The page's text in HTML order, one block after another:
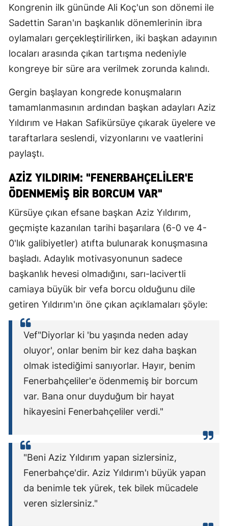
Kongrenin ilk gününde Ali Koç'un son dönemi ile
Sadettin Saran'ın başkanlık dönemlerinin ibra
oylamaları gerçekleştirilirken, iki başkan adayının
locaları arasında çıkan tartışma nedeniyle
kongreye bir süre ara verilmek zorunda kalındı.
Gergin başlayan kongrede konuşmaların
tamamlanmasının ardından başkan adayları Aziz
Yıldırım ve Hakan Safikürsüye çıkarak üyelere ve
taraftarlara seslendi, vizyonlarını ve vaatlerini
paylaştı.
AZİZ YILDIRIM: "FENERBAHÇELİLER'E
ÖDENMEMİŞ BİR BORCUM VAR"
Kürsüye çıkan efsane başkan Aziz Yıldırım,
geçmişte kazanılan tarihi başarılara (6-0 ve 4-
0'lık galibiyetler) atıfta bulunarak konuşmasına
başladı. Adaylık motivasyonunun sadece
başkanlık hevesi olmadığını, sarı-lacivertli
camiaya büyük bir vefa borcu olduğunu dile
getiren Yıldırım'ın öne çıkan açıklamaları şöyle:
Vef"Diyorlar ki 'bu yaşında neden aday
oluyor', onlar benim bir kez daha başkan
olmak istediğimi sanıyorlar. Hayır, benim
Fenerbahçeliler'e ödenmemiş bir borcum
var. Bana onur duyduğum bir hayat
hikayesini Fenerbahçeliler verdi."
"Beni Aziz Yıldırım yapan sizlersiniz,
Fenerbahçe'dir. Aziz Yıldırım'ı büyük yapan
da benimle tek yürek, tek bilek mücadele
veren sizlersiniz."